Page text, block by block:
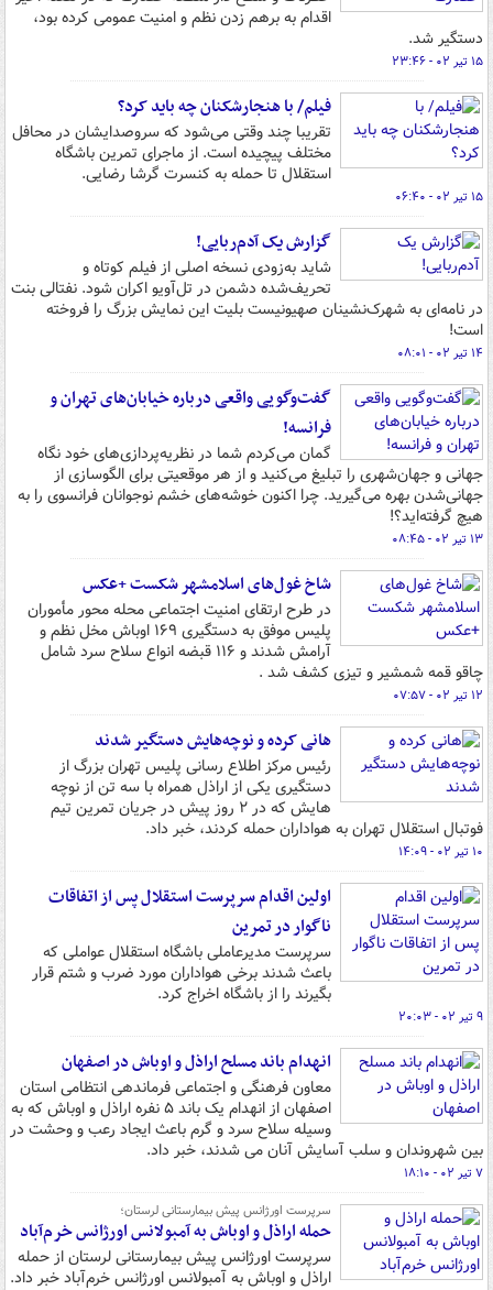
اقدام به برهم زدن نظم و امنیت عمومی کرده بود،
دستگیر شد.
۱۵ تیر ۰۲ - ۲۳:۴۶
فیلم/ با هنجارشکنان چه باید کرد؟
تقریبا چند وقتی می‌شود که سروصدایشان در محافل
مختلف پیچیده است. از ماجرای تمرین باشگاه
استقلال تا حمله به کنسرت گرشا رضایی.
۱۵ تیر ۰۲ - ۰۶:۴۰
گزارش یک آدم‌ربایی!
شاید به‌زودی نسخه اصلی از فیلم کوتاه و
تحریف‌شده دشمن در تل‌آویو اکران شود. نفتالی بنت
در نامه‌ای به شهرک‌نشینان صهیونیست بلیت این نمایش بزرگ را فروخته
است!
۱۴ تیر ۰۲ - ۰۸:۰۱
گفت‌وگویی واقعی درباره خیابان‌های تهران و
فرانسه!
گمان می‌کردم شما در نظریه‌پردازی‌های خود نگاه
جهانی و جهان‌شهری را تبلیغ می‌کنید و از هر موقعیتی برای الگوسازی از
جهانی‌شدن بهره می‌گیرید. چرا اکنون خوشه‌های خشم نوجوانان فرانسوی را به
هیچ گرفته‌اید؟!
۱۳ تیر ۰۲ - ۰۸:۴۵
شاخ غول‌های اسلامشهر شکست +عکس
در طرح ارتقای امنیت اجتماعی محله محور مأموران
پلیس موفق به دستگیری ۱۶۹ اوباش مخل نظم و
آرامش شدند و ۱۱۶ قبضه انواع سلاح سرد شامل
چاقو قمه شمشیر و تیزی کشف شد .
۱۲ تیر ۰۲ - ۰۷:۵۷
هانی کرده و نوچه‌هایش دستگیر شدند
رئیس مرکز اطلاع رسانی پلیس تهران بزرگ از
دستگیری یکی از اراذل همراه با سه تن از نوچه
هایش که در ۲ روز پیش در جریان تمرین تیم
فوتبال استقلال تهران به هواداران حمله کردند، خبر داد.
۱۰ تیر ۰۲ - ۱۴:۰۹
اولین اقدام سرپرست استقلال پس از اتفاقات
ناگوار در تمرین
سرپرست مدیرعاملی باشگاه استقلال عواملی که
باعث شدند برخی هواداران مورد ضرب و شتم قرار
بگیرند را از باشگاه اخراج کرد.
۹ تیر ۰۲ - ۲۰:۰۳
انهدام باند مسلح اراذل و اوباش در اصفهان
معاون فرهنگی و اجتماعی فرماندهی انتظامی استان
اصفهان از انهدام یک باند ۵ نفره اراذل و اوباش که به
وسیله سلاح سرد و گرم باعث ایجاد رعب و وحشت در
بین شهروندان و سلب آسایش آنان می شدند، خبر داد.
۷ تیر ۰۲ - ۱۸:۱۰
سرپرست اورژانس پیش بیمارستانی لرستان؛
حمله اراذل و اوباش به آمبولانس اورژانس خرم‌آباد
سرپرست اورژانس پیش بیمارستانی لرستان از حمله
اراذل و اوباش به آمبولانس اورژانس خرم‌آباد خبر داد.